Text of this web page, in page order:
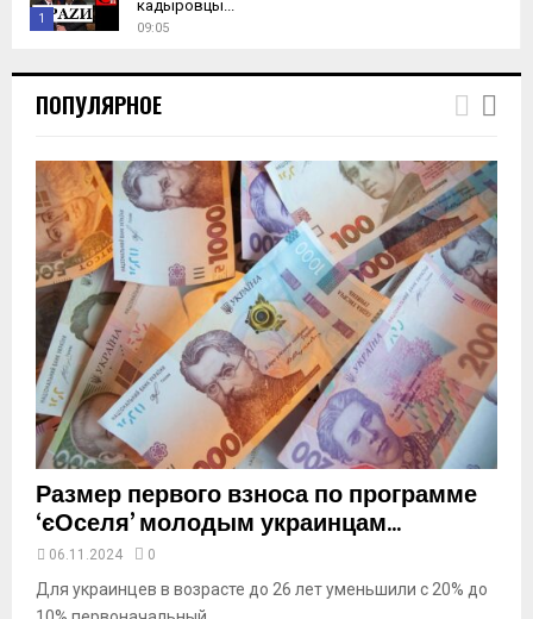
1
h
u
a
y
u
e
кадыровцы...
09:05
ПОПУЛЯРНОЕ
Размер первого взноса по программе
‘єОселя’ молодым украинцам...
06.11.2024 0
Для украинцев в возрасте до 26 лет уменьшили с 20% до